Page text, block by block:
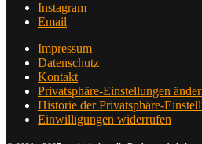
Instagram
Email
Impressum
Datenschutz
Kontakt
Privatsphäre-Einstellungen
Historie der Privatsphäre-
Einwilligungen widerrufen